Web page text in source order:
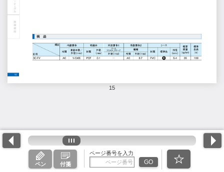
15
ペン 付箋
ページ番号を入力
GO